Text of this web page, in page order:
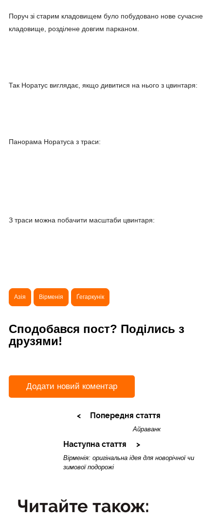
Поруч зі старим кладовищем було побудовано нове сучасне
кладовище, розділене довгим парканом.
Так Норатус виглядає, якщо дивитися на нього з цвинтаря:
Панорама Норатуса з траси:
З траси можна побачити масштаби цвинтаря:
Азія Вірменія Ґегаркунік
Сподобався пост? Поділись з
друзями!
Додати новий коментар
Попередня стаття
Айраванк
Наступна стаття
Вірменія: оригінальна ідея для новорічної чи
зимової подорожі
Читайте також: